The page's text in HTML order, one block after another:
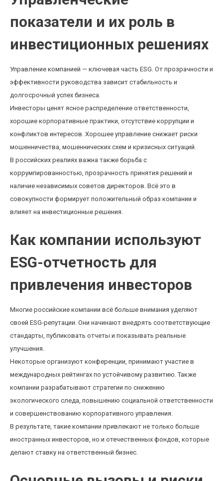
показатели и их роль в
инвестиционных решениях
Управление компанией — ключевая часть ESG. От прозрачности и
эффективности руководства зависит стабильность и
долгосрочный успех бизнеса.
Инвесторы ценят ясное распределение ответственности,
хорошие корпоративные практики, отсутствие коррупции и
конфликтов интересов. Хорошее управление снижает риски
мошенничества, мошеннических схем и кризисных ситуаций.
В российских реалиях важна также борьба с
коррумпированностью, прозрачность принятия решений и
наличие независимых советов директоров. Всё это в
совокупности формирует положительный образ компании и
влияет на инвестиционные решения.
Как компании используют
ESG-отчетность для
привлечения инвесторов
Многие российские компании всё больше внимания уделяют
своей ESG-репутации. Они начинают внедрять соответствующие
стандарты, публиковать отчеты и показывать реальные
улучшения.
Некоторые организуют конференции, принимают участие в
международных рейтингах по устойчивому развитию. Также
компании разрабатывают стратегии по снижению
экологического следа, повышению социальной ответственности
и совершенствованию корпоративного управления.
В результате, такие компании привлекают не только больше
иностранных инвесторов, но и отечественных фондов, которые
делают ставку на ответственный бизнес.